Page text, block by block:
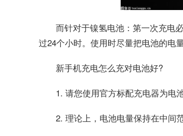
而针对于镍氢电池：第一次充电
过24个小时。使用时尽量把电池的电
新手机充电怎么充对电池好?
1. 请您使用官方标配充电器为电
2. 理论上，电池电量保持在中间